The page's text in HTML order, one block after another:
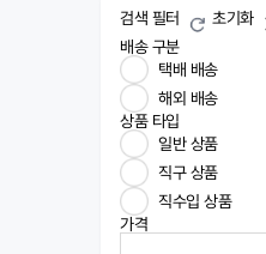
검색 필터
초기화
배송 구분
택배 배송
해외 배송
상품 타입
일반 상품
직구 상품
직수입 상품
가격